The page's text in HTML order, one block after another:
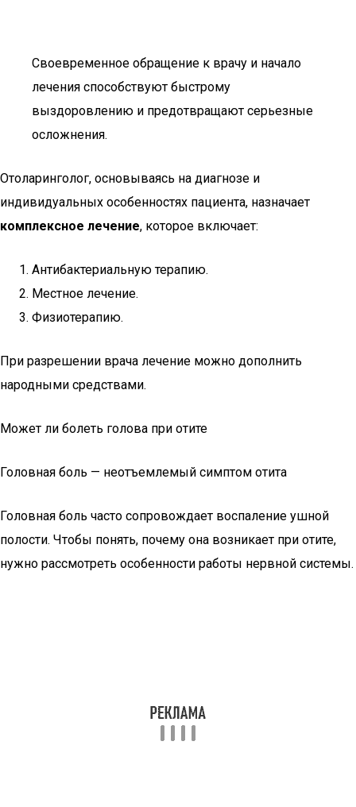
Своевременное обращение к врачу и начало
лечения способствуют быстрому
выздоровлению и предотвращают серьезные
осложнения.
Отоларинголог, основываясь на диагнозе и
индивидуальных особенностях пациента, назначает
комплексное лечение, которое включает:
Антибактериальную терапию.
Местное лечение.
Физиотерапию.
При разрешении врача лечение можно дополнить
народными средствами.
Может ли болеть голова при отите
Головная боль — неотъемлемый симптом отита
Головная боль часто сопровождает воспаление ушной
полости. Чтобы понять, почему она возникает при отите,
нужно рассмотреть особенности работы нервной системы.